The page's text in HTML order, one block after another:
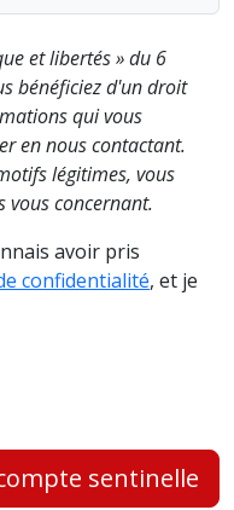
et libertés » du 6
bénéficiez d'un droit
qui vous
en nous contactant.
légitimes, vous
vous concernant.
avoir pris
confidentialité, et je
sentinelle